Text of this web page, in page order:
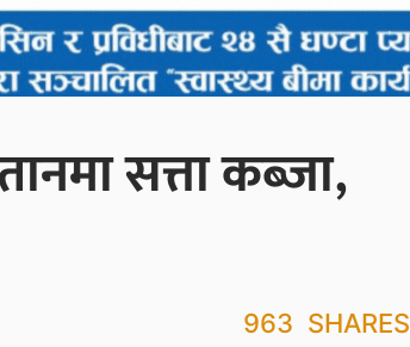
सत्ता कब्जा,
963 SHARES